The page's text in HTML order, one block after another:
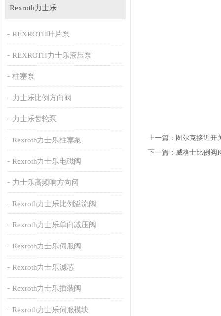
Rexroth力士乐
REXROTH叶片泵
REXROTH力士乐液压泵
柱塞泵
力士乐比例方向阀
力士乐齿轮泵
Rexroth力士乐柱塞泵
Rexroth力士乐电磁阀
力士乐高频响方向阀
Rexroth力士乐比例溢流阀
Rexroth力士乐单向减压阀
Rexroth力士乐伺服阀
Rexroth力士乐滤芯
Rexroth力士乐插装阀
Rexroth力士乐伺服模块
上一篇： 图尔克接近开
下一篇： 威格士比例阀